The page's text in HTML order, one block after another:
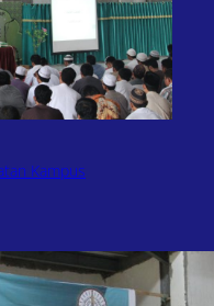
Kampus